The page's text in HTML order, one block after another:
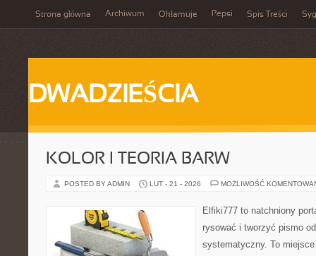
Strona główna Archiwum Okłamuje Pepsi Spis Treści
DWADZIEŚCIA
KOLOR I TEORIA BARW
POSTED BY ADMIN LUT - 21 - 2026 MOŻLIWOŚĆ
Elfiki777 to natchniony
rysować i tworzyć pismo
systematyczny. To